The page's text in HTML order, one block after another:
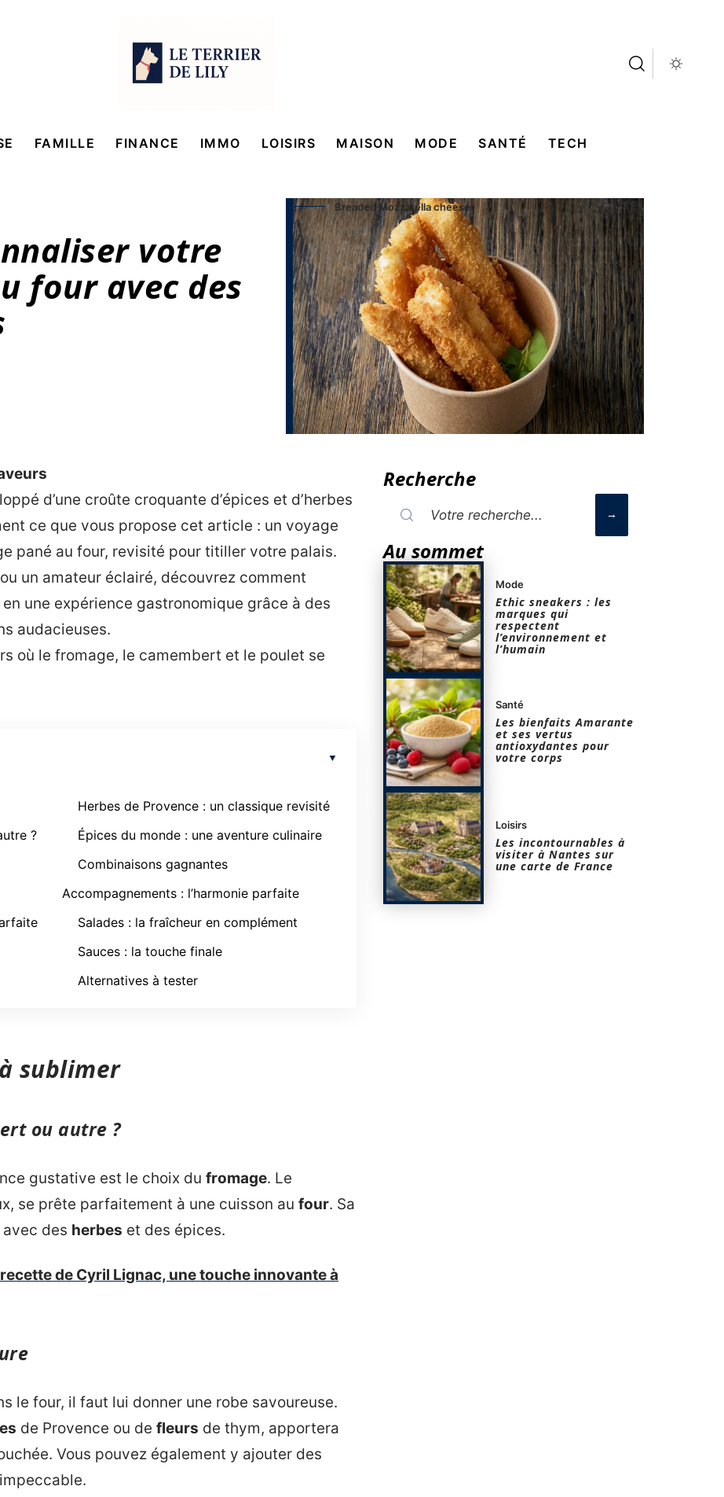
FAMILLE FINANCE IMMO LOISIRS MAISON MODE SANTÉ TECH
votre
four avec des
Breaded Mozzarella cheese
d’une croûte croquante d’épices et d’herbes
ce que vous propose cet article : un voyage
pané au four, revisité pour titiller votre palais.
un amateur éclairé, découvrez comment
une expérience gastronomique grâce à des
audacieuses.
où le fromage, le camembert et le poulet se
?
Herbes de Provence : un classique revisité
Épices du monde : une aventure culinaire
Combinaisons gagnantes
Accompagnements : l’harmonie parfaite
Salades : la fraîcheur en complément
Sauces : la touche finale
Alternatives à tester
sublimer
ou autre ?
gustative est le choix du fromage. Le
se prête parfaitement à une cuisson au four. Sa
des herbes et des épices.
de Cyril Lignac, une touche innovante à
le four, il faut lui donner une robe savoureuse.
de Provence ou de fleurs de thym, apportera
Vous pouvez également y ajouter des
Recherche
Au sommet
Mode
Ethic sneakers : les
marques qui
respectent
l’environnement et
l’humain
Santé
Les bienfaits Amarante
et ses vertus
antioxydantes pour
votre corps
Loisirs
Les incontournables à
visiter à Nantes sur
une carte de France